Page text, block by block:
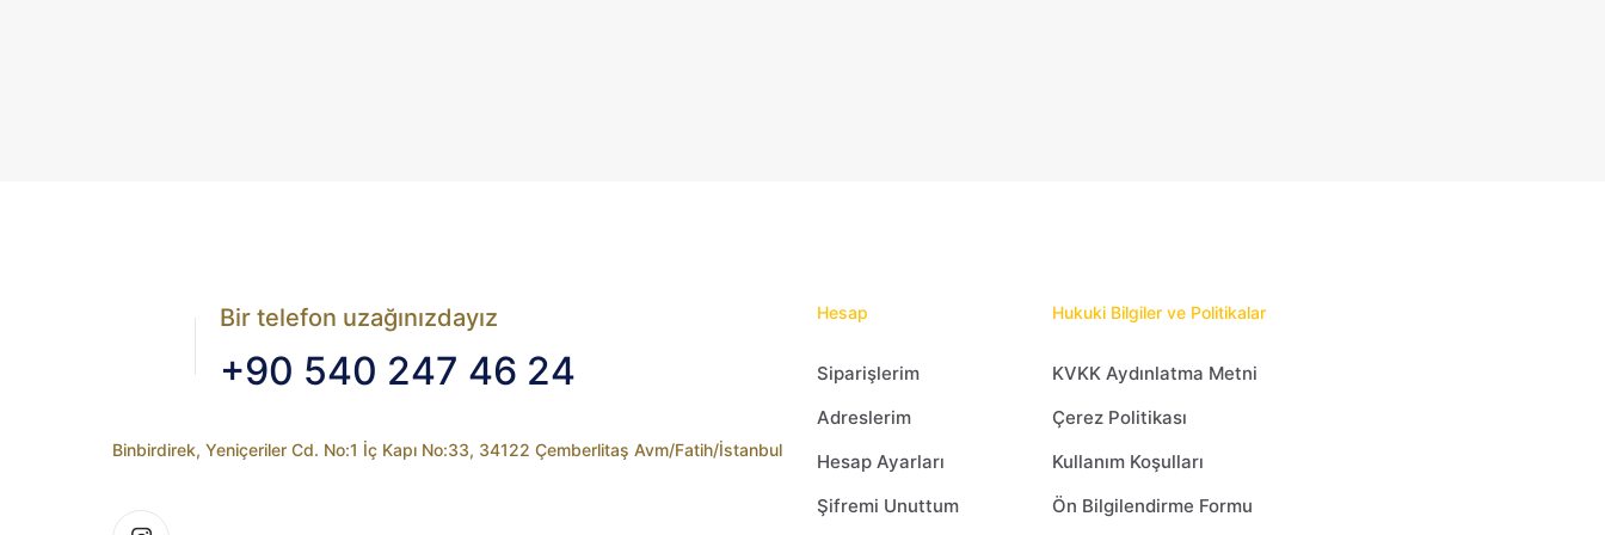
Bir telefon uzağınızdayız
+90 540 247 46 24
Binbirdirek, Yeniçeriler Cd. No:1 İç Kapı No:33, 34122 Çemberlitaş Avm/Fatih/İstanbul
Hesap
Siparişlerim
Adreslerim
Hesap Ayarları
Şifremi Unuttum
Hukuki Bilgiler ve Politikalar
KVKK Aydınlatma Metni
Çerez Politikası
Kullanım Koşulları
Ön Bilgilendirme Formu